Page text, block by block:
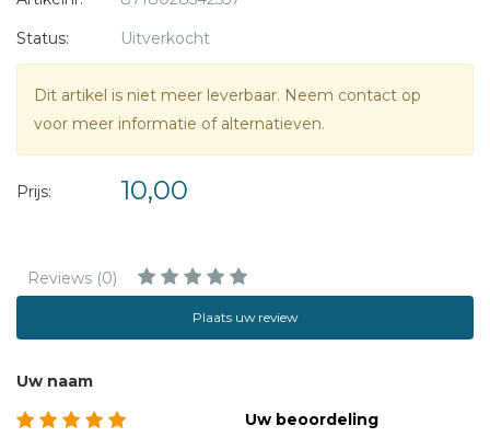
Status:
Uitverkocht
Dit artikel is niet meer leverbaar. Neem contact op
voor meer informatie of alternatieven.
Prijs: 10,00
Reviews (0)
Plaats uw review
Uw naam
Uw beoordeling